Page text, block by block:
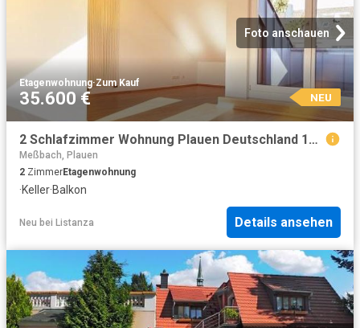
Foto anschauen
Etagenwohnung·Zum Kauf
35.600 € NEU
2 Schlafzimmer Wohnung Plauen Deutschland 104797920
Meßbach, Plauen
2 ZimmerEtagenwohnung
·Keller·Balkon
Neu bei Listanza Details ansehen